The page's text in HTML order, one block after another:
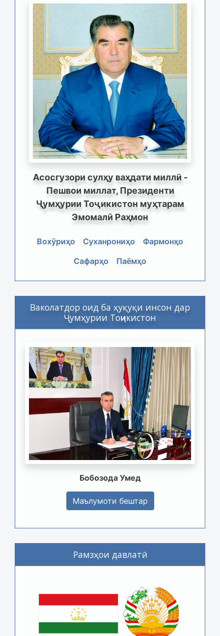
Асосгузори сулҳу ваҳдати миллӣ -
Пешвои миллат, Президенти
Ҷумҳурии Тоҷикистон муҳтарам
Эмомалӣ Раҳмон
Вохӯриҳо Суханрониҳо
Фармонҳо
Сафарҳо
Паёмҳо
Ваколатдор оид ба ҳуқуқи инсон дар
Ҷумҳурии Тоҷикистон
Бобозода Умед
Маълумоти бештар
Рамзҳои давлатӣ